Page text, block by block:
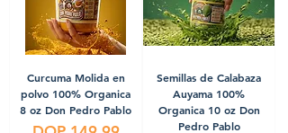
Curcuma Molida en
polvo 100% Organica
8 oz Don Pedro Pablo
Semillas de Calabaza
Auyama 100%
Organica 10 oz Don
Pedro Pablo